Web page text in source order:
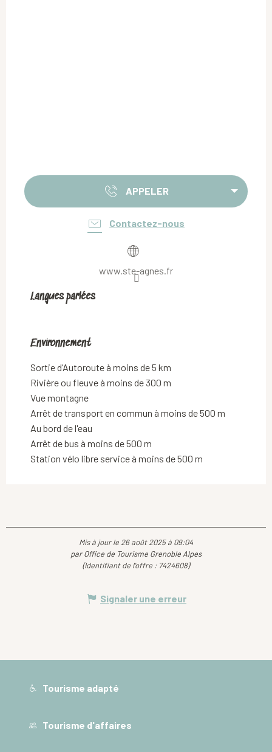
APPELER
Contactez-nous
www.ste-agnes.fr
Langues parlées
Langues parlées
Environnement
Environnement
Sortie d’Autoroute à moins de 5 km
Rivière ou fleuve à moins de 300 m
Vue montagne
Arrêt de transport en commun à moins de 500 m
Au bord de l'eau
Arrêt de bus à moins de 500 m
Station vélo libre service à moins de 500 m
Mis à jour le 26 août 2025 à 09:04
par Office de Tourisme Grenoble Alpes
(Identifiant de l'offre : 7424608)
Signaler une erreur
Tourisme adapté
Tourisme d'affaires